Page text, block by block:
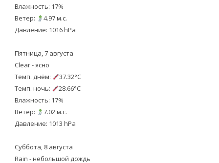
Влажность: 17%
Ветер:
4.97 м.с.
Давление: 1016 hPa
Пятница, 7 августа
Clear - ясно
Темп. днём:
37.32°C
Темп. ночь:
28.66°C
Влажность: 17%
Ветер:
7.02 м.с.
Давление: 1013 hPa
Суббота, 8 августа
Rain - небольшой дождь